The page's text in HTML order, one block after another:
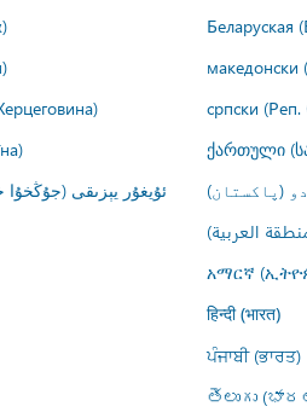
Беларуская
македонски
српски
ქართული
ئۇيغۇر يېزىقى
(پاکستان)
العربية)
አማርኛ
हिन्दी (भारत)
ਪੰਜਾਬੀ (ਭਾਰਤ)
తెలుగు